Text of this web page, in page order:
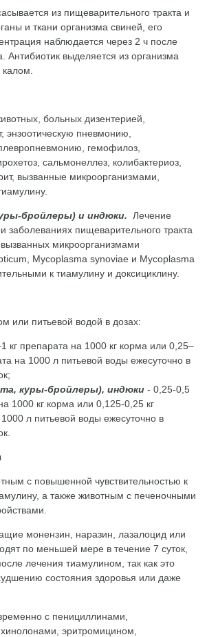
из пищеварительного тракта и
и ткани организма свиней, его
наблюдается через 2 ч после
Антибиотик выделяется из организма
больных дизентерией,
энзоотическую пневмонию,
гемофилоз,
сальмонеллез, колибактериоз,
вызванные микроорганизмами,
бройлеры) и индюки. Лечение
заболеваниях пищеварительного тракта
микроорганизмами
Mycoplasma synoviae и Mycoplasma
к тиамулину и доксициклину.
или питьевой водой в дозах:
кг препарата на 1000 кг корма или 0,25–
на 1000 л питьевой воды ежесуточно в
куры-бройлеры), индюки - 0,25-0,5
1000 кг корма или 0,125-0,25 кг
л питьевой воды ежесуточно в
с повышенной чувствительностью к
а также животным с печеночными
монензин, наразин, лазалоцид или
по меньшей мере в течение 7 суток,
лечения тиамулином, так как это
состояния здоровья или даже
с пенициллинами,
эритромицином,